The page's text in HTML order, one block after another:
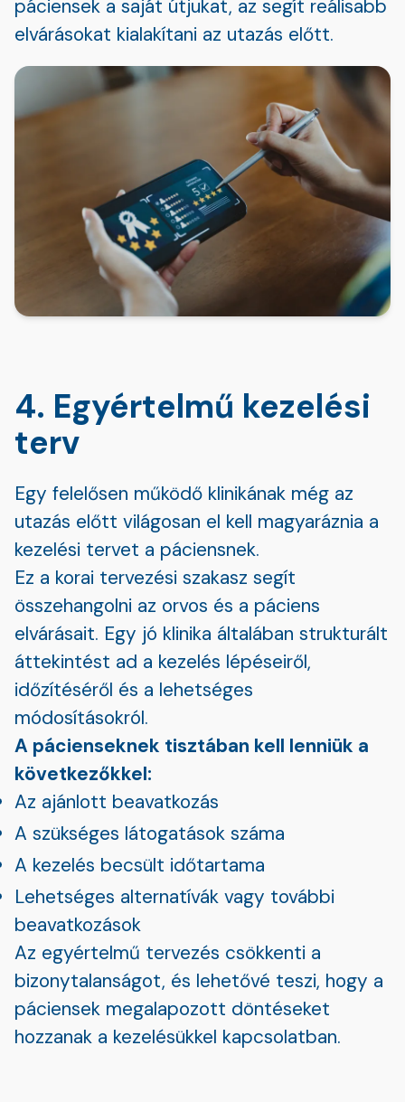
páciensek a saját útjukat, az segít reálisabb
elvárásokat kialakítani az utazás előtt.
4. Egyértelmű kezelési
terv
Egy felelősen működő klinikának még az
utazás előtt világosan el kell magyaráznia a
kezelési tervet a páciensnek.
Ez a korai tervezési szakasz segít
összehangolni az orvos és a páciens
elvárásait. Egy jó klinika általában strukturált
áttekintést ad a kezelés lépéseiről,
időzítéséről és a lehetséges
módosításokról.
A pácienseknek tisztában kell lenniük a
következőkkel:
Az ajánlott beavatkozás
A szükséges látogatások száma
A kezelés becsült időtartama
Lehetséges alternatívák vagy további
beavatkozások
Az egyértelmű tervezés csökkenti a
bizonytalanságot, és lehetővé teszi, hogy a
páciensek megalapozott döntéseket
hozzanak a kezelésükkel kapcsolatban.